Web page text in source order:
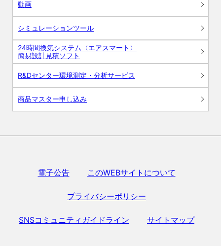
動画
シミュレーションツール
24時間換気システム〈エアスマート〉
簡易設計見積ソフト
R&Dセンター環境測定・分析サービス
商品マスター申し込み
電子公告 このWEBサイトについて
プライバシーポリシー
SNSコミュニティガイドライン サイトマップ